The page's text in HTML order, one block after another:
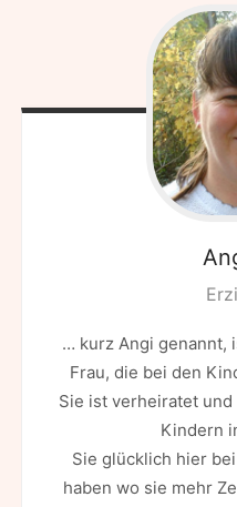
… kurz Angi genannt,
Frau, die bei den
Sie ist verheiratet
Kindern
Sie glücklich hier
haben wo sie mehr